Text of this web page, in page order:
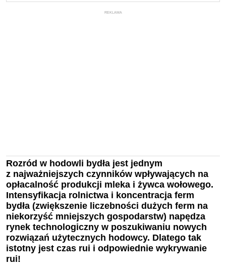
REKLAMA
Rozród w hodowli bydła jest jednym
z najważniejszych czynników wpływających na
opłacalność produkcji mleka i żywca wołowego.
Intensyfikacja rolnictwa i koncentracja ferm
bydła (zwiększenie liczebności dużych ferm na
niekorzyść mniejszych gospodarstw) napędza
rynek technologiczny w poszukiwaniu nowych
rozwiązań użytecznych hodowcy. Dlatego tak
istotny jest czas rui i odpowiednie wykrywanie
rui!